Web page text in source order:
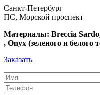
Санкт-Петербург
ПС, Морской проспект
Материалы: Breccia
, Onyx (зеленого и белого
Заказать